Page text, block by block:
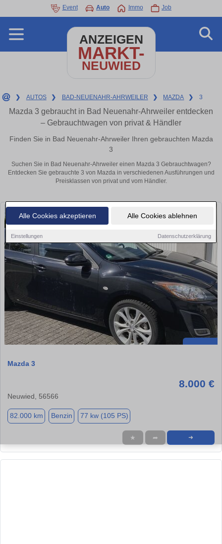
Alle Cookies akzeptieren Alle Cookies ablehnen
Einstellungen Datenschutzerklärung
Event Auto Immo Job
ANZEIGEN
MARKT-
NEUWIED
❯ AUTOS ❯ BAD-NEUENAHR-AHRWEILER ❯ MAZDA ❯ 3
Mazda 3 gebraucht in Bad Neuenahr-Ahrweiler entdecken
– Gebrauchtwagen von privat & Händler
Finden Sie in Bad Neuenahr-Ahrweiler Ihren gebrauchten Mazda
3
Suchen Sie in Bad Neuenahr-Ahrweiler einen Mazda 3 Gebrauchtwagen?
Entdecken Sie gebrauchte 3 von Mazda in verschiedenen Ausführungen und
Preisklassen von privat und vom Händler.
Mazda 3
8.000 €
Neuwied, 56566
82.000 km Benzin 77 kw (105 PS)
★ ➦ ➜